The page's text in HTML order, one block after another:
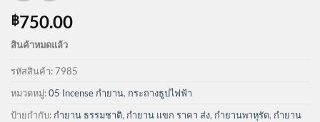
฿750.00
สินค้าหมดแล้ว
รหัสสินค้า:7985
หมวดหมู่:05 Incense กำยาน, กระถางธูปไฟฟ้า
ป้ายกำกับ: กำยาน ธรรมชาติ, กำยาน แขก ราคา ส่ง, กำยานพาหุรัด, กำยาน